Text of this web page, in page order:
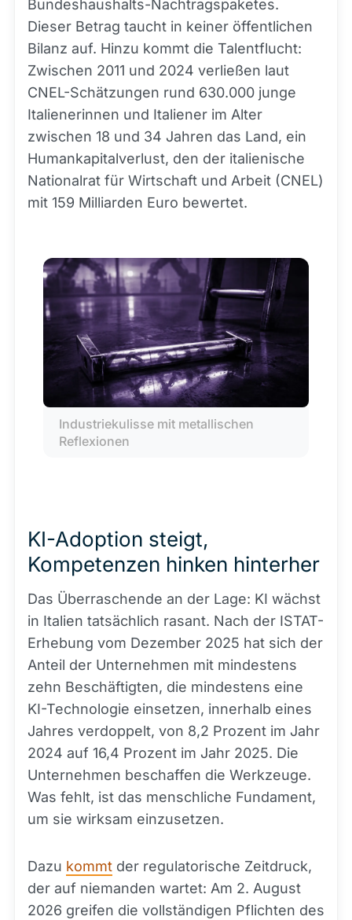
Bundeshaushalts-Nachtragspaketes.
Dieser Betrag taucht in keiner öffentlichen
Bilanz auf. Hinzu kommt die Talentflucht:
Zwischen 2011 und 2024 verließen laut
CNEL-Schätzungen rund 630.000 junge
Italienerinnen und Italiener im Alter
zwischen 18 und 34 Jahren das Land, ein
Humankapitalverlust, den der italienische
Nationalrat für Wirtschaft und Arbeit (CNEL)
mit 159 Milliarden Euro bewertet.
Industriekulisse mit metallischen
Reflexionen
KI-Adoption steigt,
Kompetenzen hinken hinterher
Das Überraschende an der Lage: KI wächst
in Italien tatsächlich rasant. Nach der ISTAT-
Erhebung vom Dezember 2025 hat sich der
Anteil der Unternehmen mit mindestens
zehn Beschäftigten, die mindestens eine
KI-Technologie einsetzen, innerhalb eines
Jahres verdoppelt, von 8,2 Prozent im Jahr
2024 auf 16,4 Prozent im Jahr 2025. Die
Unternehmen beschaffen die Werkzeuge.
Was fehlt, ist das menschliche Fundament,
um sie wirksam einzusetzen.
Dazu kommt der regulatorische Zeitdruck,
der auf niemanden wartet: Am 2. August
2026 greifen die vollständigen Pflichten des